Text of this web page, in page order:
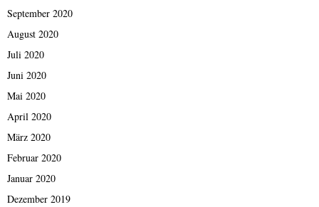
September 2020
August 2020
Juli 2020
Juni 2020
Mai 2020
April 2020
März 2020
Februar 2020
Januar 2020
Dezember 2019